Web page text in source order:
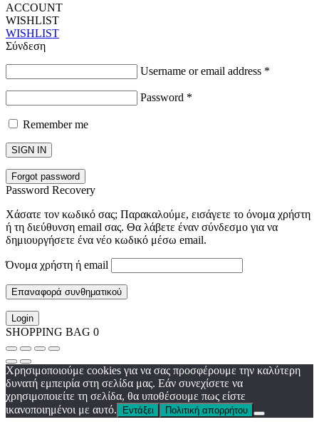
ACCOUNT
WISHLIST
WISHLIST
Σύνδεση
Username or email address *
Password *
Remember me
SIGN IN
Forgot password
Password Recovery
Χάσατε τον κωδικό σας; Παρακαλούμε, εισάγετε το όνομα χρήστη
ή τη διεύθυνση email σας. Θα λάβετε έναν σύνδεσμο για να
δημιουργήσετε ένα νέο κωδικό μέσω email.
Όνομα χρήστη ή email
Επαναφορά συνθηματικού
Login
SHOPPING BAG 0
Χρησιμοποιούμε cookies για να σας προσφέρουμε την καλύτερη
δυνατή εμπειρία στη σελίδα μας. Εάν συνεχίσετε να
χρησιμοποιείτε τη σελίδα, θα υποθέσουμε πως είστε
ικανοποιημένοι με αυτό.
Εντάξει Πολιτική απορρήτου